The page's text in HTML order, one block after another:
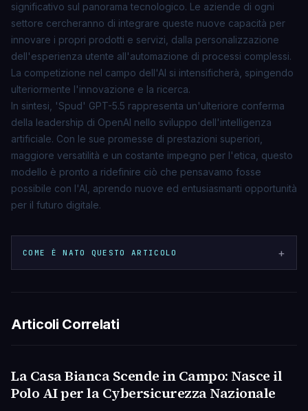
significativo sul panorama tecnologico. Le aziende di ogni
settore cercheranno di integrare queste nuove capacità per
innovare i propri prodotti e servizi, dalla personalizzazione
dell'esperienza utente all'automazione di processi complessi.
La competizione nel campo dell'AI si intensificherà, spingendo
ulteriormente l'innovazione e la ricerca.
In sintesi, 'Spud' GPT-5.5 rappresenta un'ulteriore conferma
della leadership di OpenAI nello sviluppo dell'intelligenza
artificiale. Con le sue promesse di prestazioni superiori,
maggiore versatilità e un costante impegno per l'etica, questo
modello è pronto a ridefinire ciò che pensavamo fosse
possibile con l'AI, aprendo nuove ed entusiasmanti opportunità
per il futuro digitale.
COME È NATO QUESTO ARTICOLO +
Articoli Correlati
TECNOLOGIA
La Casa Bianca Scende in Campo: Nasce il
Polo AI per la Cybersicurezza Nazionale